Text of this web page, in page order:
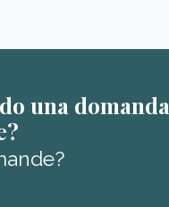
una domanda